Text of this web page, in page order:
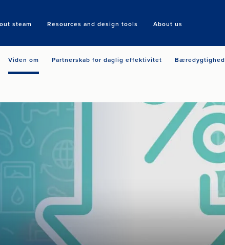
steam Resources and design tools About us
Search
Viden om Partnerskab for daglig effektivitet Bæredygtighed